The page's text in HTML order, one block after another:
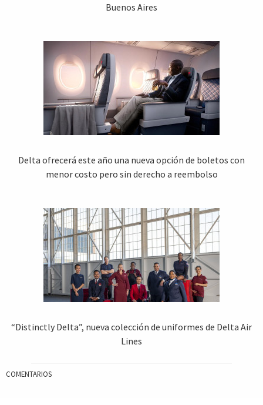
Buenos Aires
Delta ofrecerá este año una nueva opción de boletos con
menor costo pero sin derecho a reembolso
“Distinctly Delta”, nueva colección de uniformes de Delta Air
Lines
COMENTARIOS